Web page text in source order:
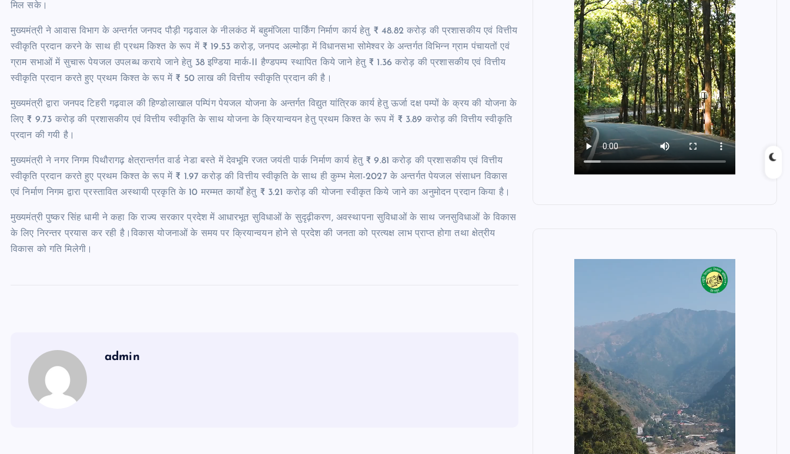
मिल सके।
मुख्यमंत्री ने आवास विभाग के अन्तर्गत जनपद पौड़ी गढ़वाल के नीलकंठ में बहुमंजिला पार्किंग निर्माण कार्य हेतु ₹ 48.82 करोड़ की प्रशासकीय एवं वित्तीय
स्वीकृति प्रदान करने के साथ ही प्रथम किश्त के रूप में ₹ 19.53 करोड़, जनपद अल्मोड़ा में विधानसभा सोमेश्वर के अन्तर्गत विभिन्न ग्राम पंचायतों एवं
ग्राम सभाओं में सुचारू पेयजल उपलब्ध कराये जाने हेतु 38 इण्डिया मार्क-II हैण्डपम्प स्थापित किये जाने हेतु ₹ 1.36 करोड़ की प्रशासकीय एवं वित्तीय
स्वीकृति प्रदान करते हुए प्रथम किश्त के रूप में ₹ 50 लाख की वित्तीय स्वीकृति प्रदान की है।
मुख्यमंत्री द्वारा जनपद टिहरी गढ़वाल की हिण्डोलाखाल पम्पिंग पेयजल योजना के अन्तर्गत विद्युत यांत्रिक कार्य हेतु ऊर्जा दक्ष पम्पों के क्रय की योजना के
लिए ₹ 9.73 करोड़ की प्रशासकीय एवं वित्तीय स्वीकृति के साथ योजना के क्रियान्वयन हेतु प्रथम किश्त के रूप में ₹ 3.89 करोड़ की वित्तीय स्वीकृति
प्रदान की गयी है।
मुख्यमंत्री ने नगर निगम पिथौरागढ़ क्षेत्रान्तर्गत वार्ड नेडा बस्ते में देवभूमि रजत जयंती पार्क निर्माण कार्य हेतु ₹ 9.81 करोड़ की प्रशासकीय एवं वित्तीय
स्वीकृति प्रदान करते हुए प्रथम किश्त के रूप में ₹ 1.97 करोड़ की वित्तीय स्वीकृति के साथ ही कुम्भ मेला-2027 के अन्तर्गत पेयजल संसाधन विकास
एवं निर्माण निगम द्वारा प्रस्तावित अस्थायी प्रकृति के 10 मरम्मत कार्यों हेतु ₹ 3.21 करोड़ की योजना स्वीकृत किये जाने का अनुमोदन प्रदान किया है।
मुख्यमंत्री पुष्कर सिंह धामी ने कहा कि राज्य सरकार प्रदेश में आधारभूत सुविधाओं के सुदृढ़ीकरण, अवस्थापना सुविधाओं के साथ जनसुविधाओं के विकास
के लिए निरन्तर प्रयास कर रही है।विकास योजनाओं के समय पर क्रियान्वयन होने से प्रदेश की जनता को प्रत्यक्ष लाभ प्राप्त होगा तथा क्षेत्रीय
विकास को गति मिलेगी।
admin